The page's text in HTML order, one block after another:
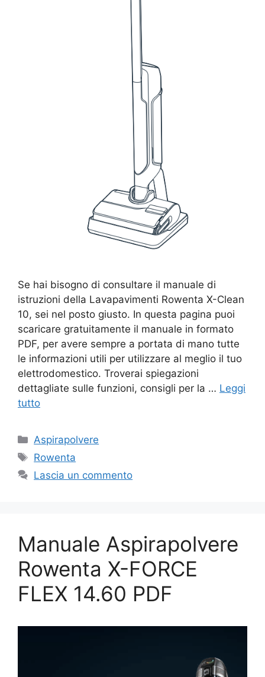
Se hai bisogno di consultare il manuale di
istruzioni della Lavapavimenti Rowenta X-Clean
10, sei nel posto giusto. In questa pagina puoi
scaricare gratuitamente il manuale in formato
PDF, per avere sempre a portata di mano tutte
le informazioni utili per utilizzare al meglio il tuo
elettrodomestico. Troverai spiegazioni
dettagliate sulle funzioni, consigli per la … Leggi
tutto
Categorie
Aspirapolvere
Tag
Rowenta
Lascia un commento
Manuale Aspirapolvere
Rowenta X-FORCE
FLEX 14.60 PDF